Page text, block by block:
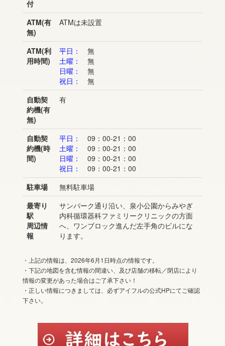
付
ATM(有
無)
ATMは未設置
ATM(利
用時間)
平日：
無
土曜：
無
日曜：
無
祝日：
無
自動契
約機(有
無)
有
自動契
約機(時
間)
平日：
09：00-21：00
土曜：
09：00-21：00
日曜：
09：00-21：00
祝日：
09：00-21：00
駐車場
無料駐車場
最寄り
駅
周辺情
報
サンパーク通り沿い、泉小公園からみやぎ
内科循環器科ファミリークリニックの方面
へ、ワンブロック進んだ左手角のビルにな
ります。
・上記の情報は、2026年6月1日時点の情報です。
・下記の地図を含む情報の間違い、及び店舗の移転／閉店により
情報の変更があった場合はご了承下さい！
・正しい情報につきましては、必ずアイフルの公式HPにてご確認
下さい。